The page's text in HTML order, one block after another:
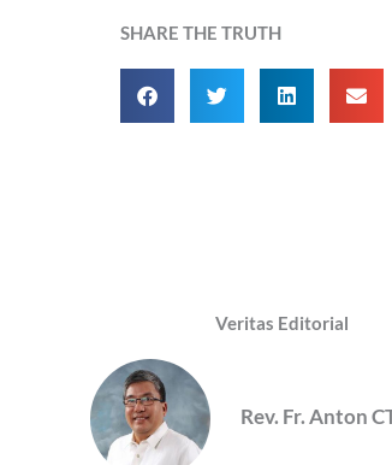
SHARE THE TRUTH
Veritas Editorial
Rev. Fr. Anton